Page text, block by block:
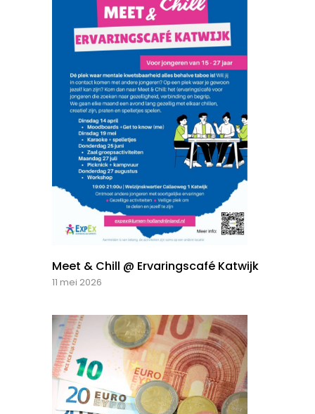
Meet & Chill @ Ervaringscafé Katwijk
11 mei 2026